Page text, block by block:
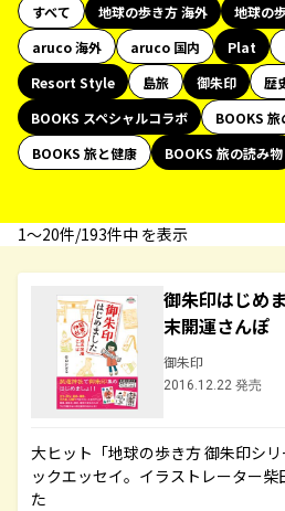
すべて 地球の歩き方 海外
地球の
aruco 海外
aruco 国内 Plat
Resort Style
島旅 御朱印 歴
BOOKS スペシャルコラボ
BOOKS 旅
BOOKS 旅と健康
BOOKS 旅の読み物
1〜20件/193件中 を表示
御朱印はじ
末開運さんぽ
御朱印
2016.12.22 発売
大ヒット「地球の歩き方 御朱印シ
ックエッセイ。イラストレーター
た